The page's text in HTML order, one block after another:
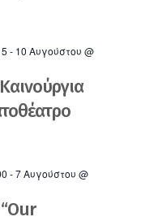
- 10 Αυγούστου @
-7 Αυγούστου @